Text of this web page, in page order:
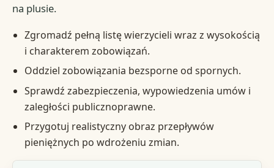
na plusie.
Zgromadź pełną listę wierzycieli wraz z wysokością
i charakterem zobowiązań.
Oddziel zobowiązania bezsporne od spornych.
Sprawdź zabezpieczenia, wypowiedzenia umów i
zaległości publicznoprawne.
Przygotuj realistyczny obraz przepływów
pieniężnych po wdrożeniu zmian.